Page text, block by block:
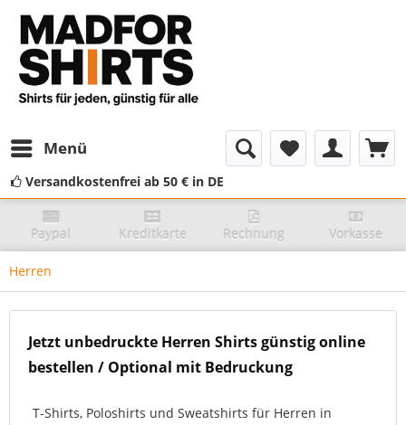
Menü
Versandkostenfrei ab 50 € in DE
Paypal Kreditkarte Rechnung Vorkasse
Herren
Jetzt unbedruckte Herren Shirts günstig online
bestellen / Optional mit Bedruckung
T-Shirts, Poloshirts und Sweatshirts für Herren in